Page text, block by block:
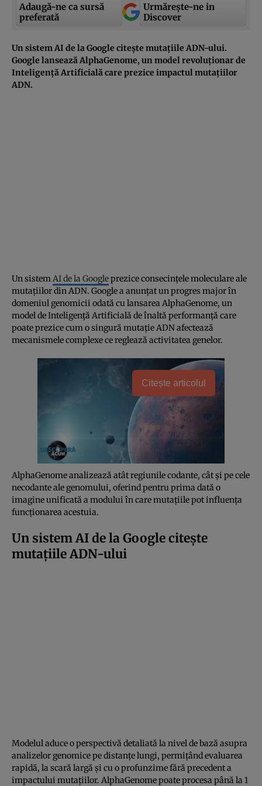
Adaugă-ne ca sursă
preferată
Urmărește-ne in
Discover
Un sistem AI de la Google citește mutațiile ADN-ului.
Google lansează AlphaGenome, un model revoluționar de
Inteligență Artificială care prezice impactul mutațiilor
ADN.
Un sistemAI de la Googleprezice consecințele moleculare ale
mutațiilor din ADN. Google a anunțat un progres major în
domeniul genomicii odată cu lansarea AlphaGenome, un
model de Inteligență Artificială de înaltă performanță care
poate prezice cum o singură mutație ADN afectează
mecanismele complexe ce reglează activitatea genelor.
Citește articolul
AlphaGenome analizează atât regiunile codante, cât și pe cele
necodante ale genomului, oferind pentru prima dată o
imagine unificată a modului în care mutațiile pot influența
funcționarea acestuia.
Un sistem AI de la Google citește
mutațiile ADN-ului
Modelul aduce o perspectivă detaliată la nivel de bază asupra
analizelor genomice pe distanțe lungi, permițând evaluarea
rapidă, la scară largă și cu o profunzime fără precedent a
impactului mutațiilor. AlphaGenome poate procesa până la 1